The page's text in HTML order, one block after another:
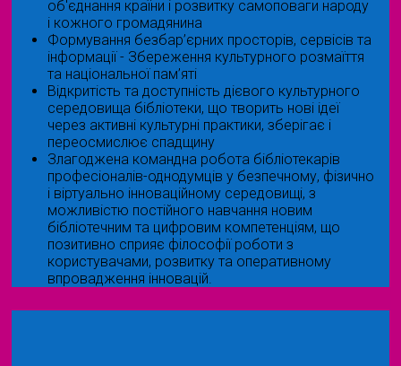
об'єднання країни і розвитку самоповаги народу
і кожного громадянина
Формування безбар’єрних просторів, сервісів та
інформації - Збереження культурного розмаїття
та національної пам’яті
Відкритість та доступність дієвого культурного
середовища бібліотеки, що творить нові ідеї
через активні культурні практики, зберігає і
переосмислює спадщину
Злагоджена командна робота бібліотекарів
професіоналів-однодумців у безпечному, фізично
і віртуально інноваційному середовищі, з
можливістю постійного навчання новим
бібліотечним та цифровим компетенціям, що
позитивно сприяє філософії роботи з
користувачами, розвитку та оперативному
впровадження інновацій.